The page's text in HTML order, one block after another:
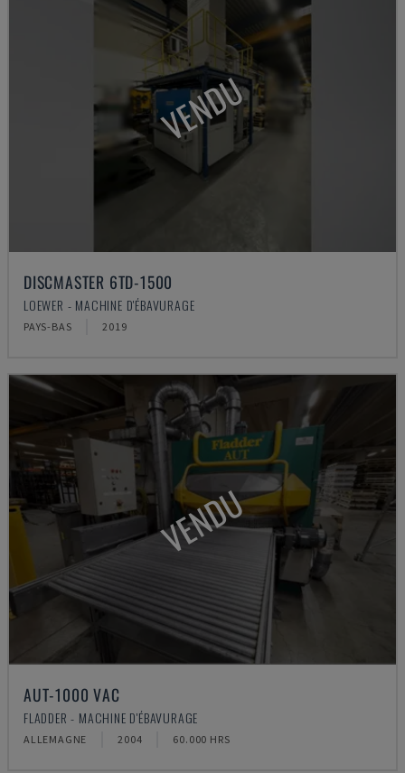
VENDU
DISCMASTER 6TD-1500
LOEWER - MACHINE D'ÉBAVURAGE
PAYS-BAS 2019
VENDU
AUT-1000 VAC
FLADDER - MACHINE D'ÉBAVURAGE
ALLEMAGNE 2004 60.000 HRS